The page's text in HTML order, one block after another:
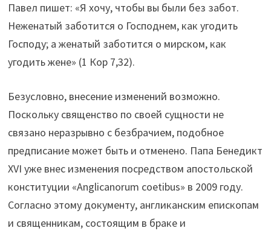
Павел пишет: «Я хочу, чтобы вы были без забот.
Неженатый заботится о Господнем, как угодить
Господу; а женатый заботится о мирском, как
угодить жене» (1 Кор 7,32).
Безусловно, внесение изменений возможно.
Поскольку священство по своей сущности не
связано неразрывно с безбрачием, подобное
предписание может быть и отменено. Папа Бенедикт
XVI уже внес изменения посредством апостольской
конституции «Anglicanorum coetibus» в 2009 году.
Согласно этому документу, англиканским епископам
и священникам, состоящим в браке и